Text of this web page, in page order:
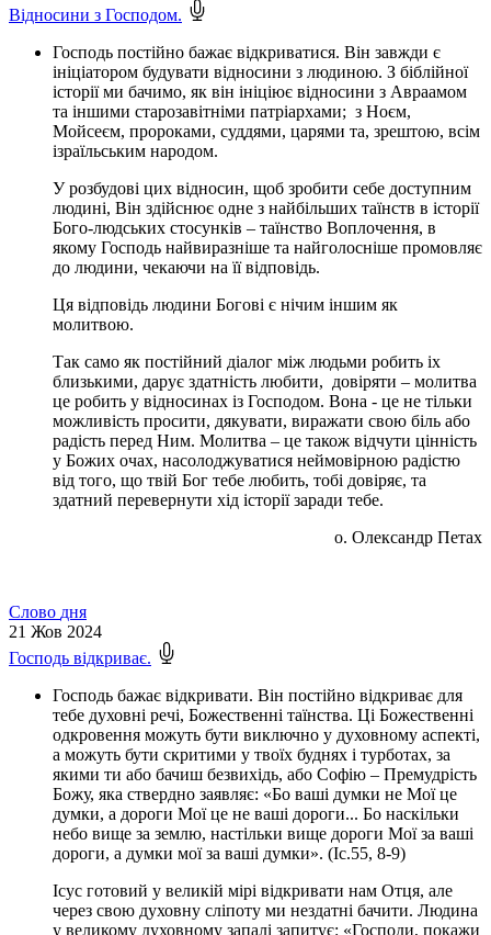
Відносини з Господом.
Господь постійно бажає відкриватися. Він завжди є
ініціатором будувати відносини з людиною. З біблійної
історії ми бачимо, як він ініціює відносини з Авраамом
та іншими старозавітніми патріархами; з Ноєм,
Мойсеєм, пророками, суддями, царями та, зрештою, всім
ізраїльським народом.
У розбудові цих відносин, щоб зробити себе доступним
людині, Він здійснює одне з найбільших таїнств в історії
Бого-людських стосунків – таїнство Воплочення, в
якому Господь найвиразніше та найголосніше промовляє
до людини, чекаючи на її відповідь.
Ця відповідь людини Богові є нічим іншим як
молитвою.
Так само як постійний діалог між людьми робить іх
близькими, дарує здатність любити, довіряти – молитва
це робить у відносинах із Господом. Вона - це не тільки
можливість просити, дякувати, виражати свою біль або
радість перед Ним. Молитва – це також відчути цінність
у Божих очах, насолоджуватися неймовірною радістю
від того, що твій Бог тебе любить, тобі довіряє, та
здатний перевернути хід історії заради тебе.
о. Олександр Петах
Слово дня
21 Жов 2024
Господь відкриває.
Господь бажає відкривати. Він постійно відкриває для
тебе духовні речі, Божественні таїнства. Ці Божественні
одкровення можуть бути виключно у духовному аспекті,
а можуть бути скритими у твоїх буднях і турботах, за
якими ти або бачиш безвихідь, або Софію – Премудрість
Божу, яка ствердно заявляє: «Бо ваші думки не Мої це
думки, а дороги Мої це не ваші дороги... Бо наскільки
небо вище за землю, настільки вище дороги Мої за ваші
дороги, а думки мої за ваші думки». (Іс.55, 8-9)
Ісус готовий у великій мірі відкривати нам Отця, але
через свою духовну сліпоту ми нездатні бачити. Людина
у великому духовному запалі запитує: «Господи, покажи